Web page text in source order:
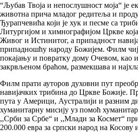
“Љубав Твоја и непослушност моја“ је
животна прича младог редитеља и
Ђурапчевића који је хук и песме са
Литургијом и химнографијом Цркве
Живог и Истинитог, а припадност
припадношћу народу Божијем. Филм
покајању и повратку дому Очевом, као
закрвљеном браћом, размекшава и
Филм прати ауторов духовни пут
навијачких трибина до Цркве Божије.
пута у Америци, Аустралији и разним
хуманитарну мисију уз помоћ
,,Срби за Србе“ и ,,Млади за Космет“
200.000 евра за српски народ на Косову